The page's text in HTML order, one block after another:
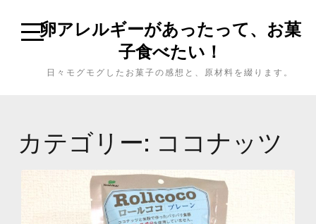
卵アレルギーがあったって、お菓
子食べたい！
日々モグモグしたお菓子の感想と、原材料を綴ります。
カテゴリー: ココナッツ